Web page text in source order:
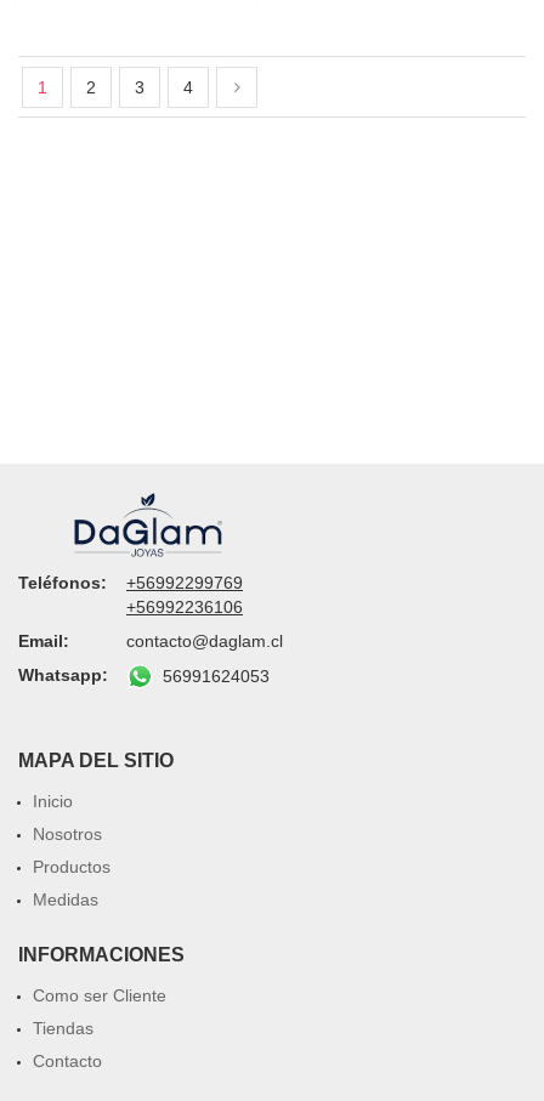
1 2 3 4
Teléfonos:
+56992299769
+56992236106
Email:
contacto@daglam.cl
Whatsapp:
56991624053
MAPA DEL SITIO
Inicio
Nosotros
Productos
Medidas
INFORMACIONES
Como ser Cliente
Tiendas
Contacto